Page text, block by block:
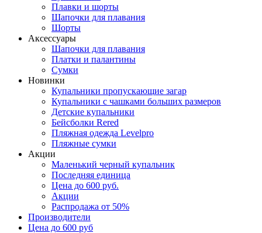
Плавки и шорты
Шапочки для плавания
Шорты
Аксессуары
Шапочки для плавания
Платки и палантины
Сумки
Новинки
Купальники пропускающие загар
Купальники с чашками больших размеров
Детские купальники
Бейсболки Rered
Пляжная одежда Levelpro
Пляжные сумки
Акции
Маленький черный купальник
Последняя единица
Цена до 600 руб.
Акции
Распродажа от 50%
Производители
Цена до 600 руб